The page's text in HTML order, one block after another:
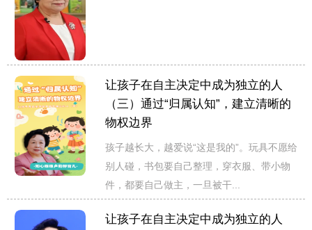
让孩子在自主决定中成为独立的人
（三）通过“归属认知”，建立清晰的
物权边界
孩子越长大，越爱说“这是我的”。玩具不愿给
别人碰，书包要自己整理，穿衣服、带小物
件，都要自己做主，一旦被干...
让孩子在自主决定中成为独立的人